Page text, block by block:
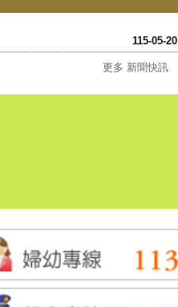
115-05-20
更多 新聞快訊